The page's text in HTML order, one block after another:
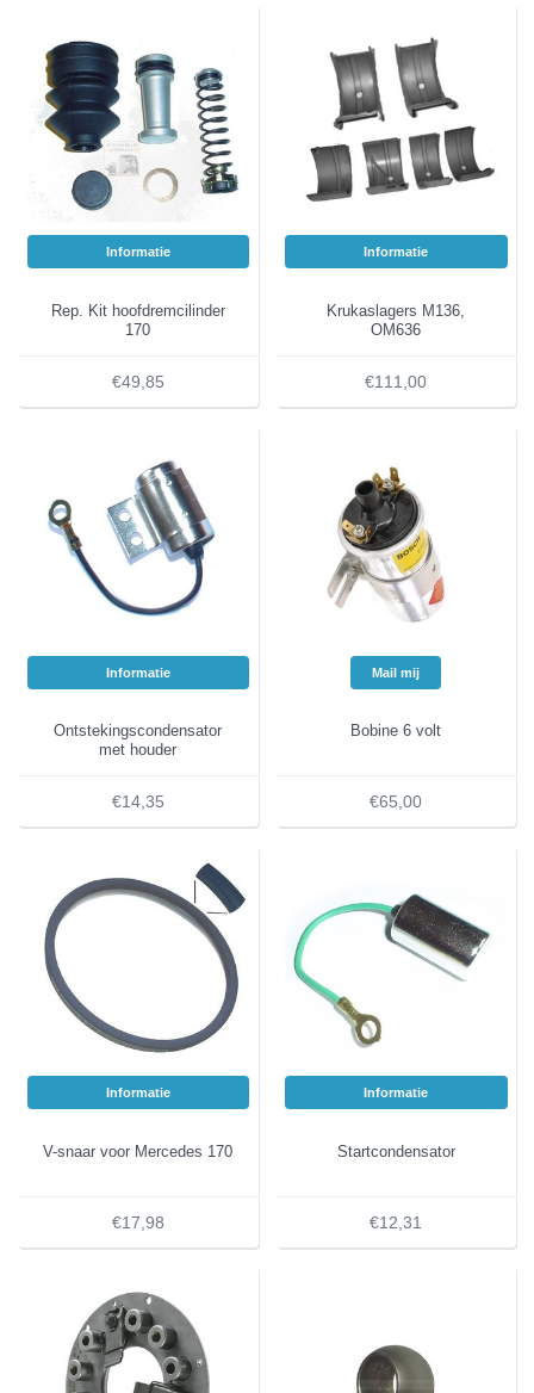
Informatie
Rep. Kit hoofdremcilinder
170
€49,85
Informatie
Krukaslagers M136,
OM636
€111,00
Informatie
Ontstekingscondensator
met houder
€14,35
Mail mij
Bobine 6 volt
€65,00
Informatie
V-snaar voor Mercedes 170
€17,98
Informatie
Startcondensator
€12,31